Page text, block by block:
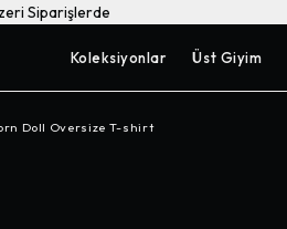
Siparişlerde
Koleksiyonlar Üst Giyim
Doll Oversize T-shirt